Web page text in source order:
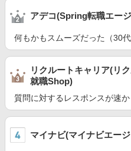
アデコ(Spring転職エー
何もかもスムーズだった（30代
リクルートキャリア(リ
就職Shop)
質問に対するレスポンスが速か
マイナビ(マイナビエー